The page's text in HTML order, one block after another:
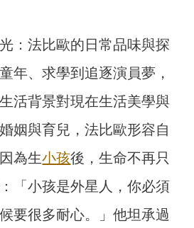
：法比歐的日常品味與探
年、求學到追逐演員夢，
活背景對現在生活美學與
姻與育兒，法比歐形容自
為生小孩後，生命不再只
「小孩是外星人，你必須
要很多耐心。」他坦承過